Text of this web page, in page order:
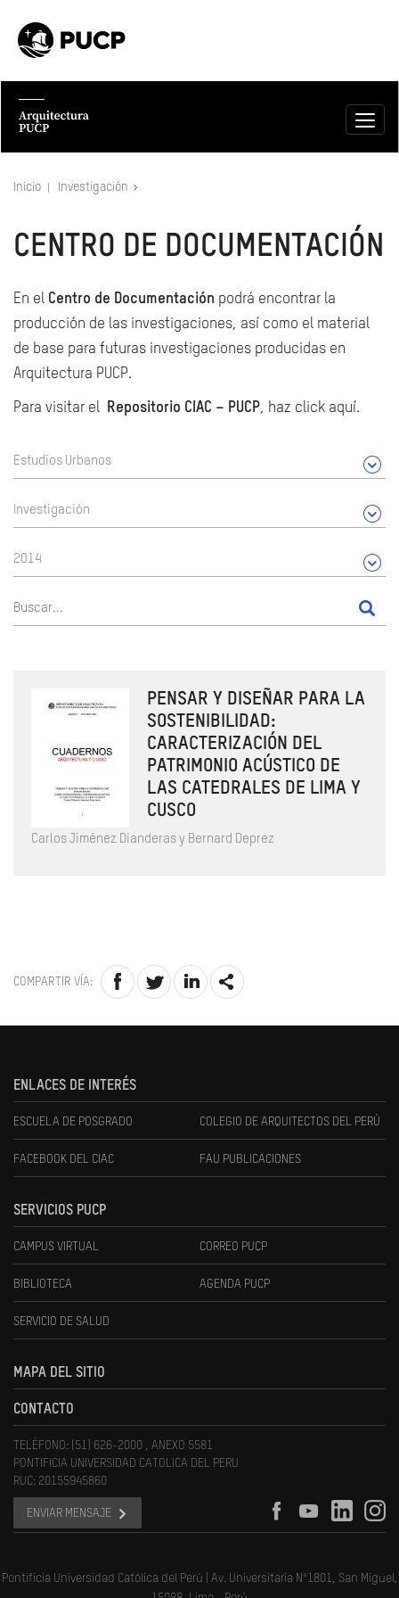
Inicio Investigación
CENTRO DE DOCUMENTACIÓN
En el Centro de Documentación podrá encontrar la
producción de las investigaciones, así como el material
de base para futuras investigaciones producidas en
Arquitectura PUCP.
Para visitar el Repositorio CIAC – PUCP, haz click aquí.
Estudios Urbanos
Investigación
2014
PENSAR Y DISEÑAR PARA LA
SOSTENIBILIDAD:
CARACTERIZACIÓN DEL
PATRIMONIO ACÚSTICO DE
LAS CATEDRALES DE LIMA Y
CUSCO
Carlos Jiménez Dianderas y Bernard Deprez
COMPARTIR VÍA:
ENLACES DE INTERÉS
ESCUELA DE POSGRADO COLEGIO DE ARQUITECTOS DEL PERÚ
FACEBOOK DEL CIAC FAU PUBLICACIONES
SERVICIOS PUCP
CAMPUS VIRTUAL CORREO PUCP
BIBLIOTECA AGENDA PUCP
SERVICIO DE SALUD
MAPA DEL SITIO
CONTACTO
TELÉFONO: (51) 626-2000 , ANEXO 5581
PONTIFICIA UNIVERSIDAD CATOLICA DEL PERU
RUC: 20155945860
ENVIAR MENSAJE
Pontificia Universidad Católica del Perú | Av. Universitaria N°1801, San Miguel,